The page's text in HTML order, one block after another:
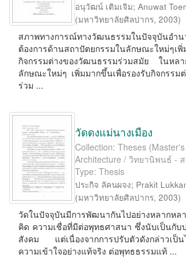
อนุวัฒน์ เติมเจิม; Anuwat
(มหาวิทยาลัยศิลปากร, 2003)
สภาพทางการณ์ทางวัฒนธรรมในปัจจุบันอำน
ต้องการด้านสถาปัตยกรรมในลักษณะใหม่ๆเพิ่
กิจกรรมต่างของวัฒนธรรมร่วมสมัย ในห
ลักษณะใหม่ๆ เพิ่มมากขึ้นเพื่อรองรับกิจกรรม
ร่วม ...
วัดดงแม่นางเมือง
Collection: Theses
Architecture / วิทยานิพนธ์ -
Type: Thesis
ประกิจ ลัคนผจง; Prakit
(มหาวิทยาลัยศิลปากร, 2003)
วัดในปัจจุบันมีการพัฒนากันไปอย่างหลากห
คิด ความเชื่อที่มีต่อพุทธศาสนา ซึ่งนับเป็นกับ
สังคม แต่เนื่องจากการปรับตัวดังกล่าวเป็น
ความเข้าใจอย่างแท้จริง ต่อพุทธธรรมแท้ ...